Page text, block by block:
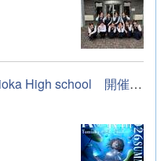
軽音部発表会 Rock in Tomioka High school 開催します